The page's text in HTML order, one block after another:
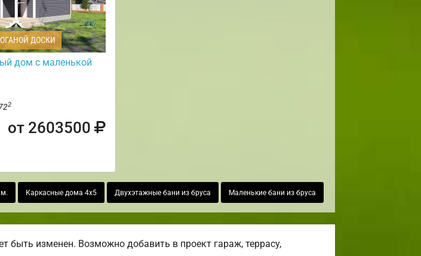
ДОСКИ
дом с маленькой
2
от 2603500
Каркасные дома 4х5 Двухэтажные бани из бруса Маленькие бани из бруса
быть изменен. Возможно добавить в проект гараж, террасу,